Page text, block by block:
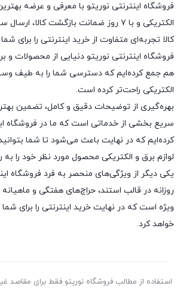
فروشگاه اینترنتی نوریتو با معرفی و عرضه
الکتریکی و با ۷ روز ضمانت بازگشت
کالا تجربه‌ای متفاوت از خرید اینترنتی را برای
فروشگاه اینترنتی نوریتو دنیایی از محصولات و
هم جمع کرده‌ایم که دسترسی شما را به طیف
الکتریکی راحت‌تر کرده است.
بهره‌گیری از توضیحات دقیق و کامل، تضمین
سریع بخشی از خدماتی است که ما در فروشگاه
کرده‌ایم که در نهایت باعث می‌شود تا شما
لوازم برق و الکتریکی محصول مورد نظر خود را به
یکی دیگر از ویژگی‌های منحصر به فرد فروشگاه
روزانه در قالب استند، حراج‌های هفتگی و ماهیانه
ویژه است که در نهایت خرید اینترنتی را برای
خواهد کرد.
استفاده از مطالب فروشگاه نوریتو فقط برای مقاصد